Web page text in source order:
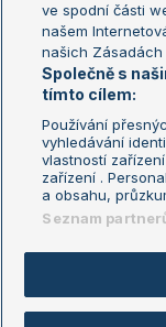
Fotbalové přestupy
Livesport Daily
LS Prague Open
Podmínky užití
GDPR a žurnalistika
Kontakt
Copyright © 2008-
ve spodní části
našem
našich
Společně s
tímto cílem:
Používání
vyhledávání
vlastností
zařízení .
a obsahu,
Seznam